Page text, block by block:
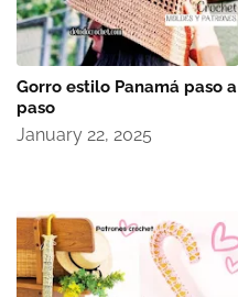
Gorro estilo Panamá paso a
paso
January 22, 2025